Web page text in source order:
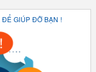
ĐỂ GIÚP ĐỠ BẠN !